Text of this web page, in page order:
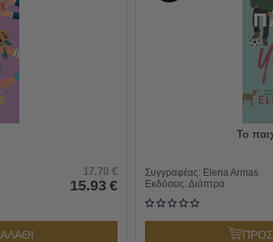
17.70 €
15.93 €
Το
Συγγραφέας: Elena Armas
Εκδόσεις: Διόπτρα